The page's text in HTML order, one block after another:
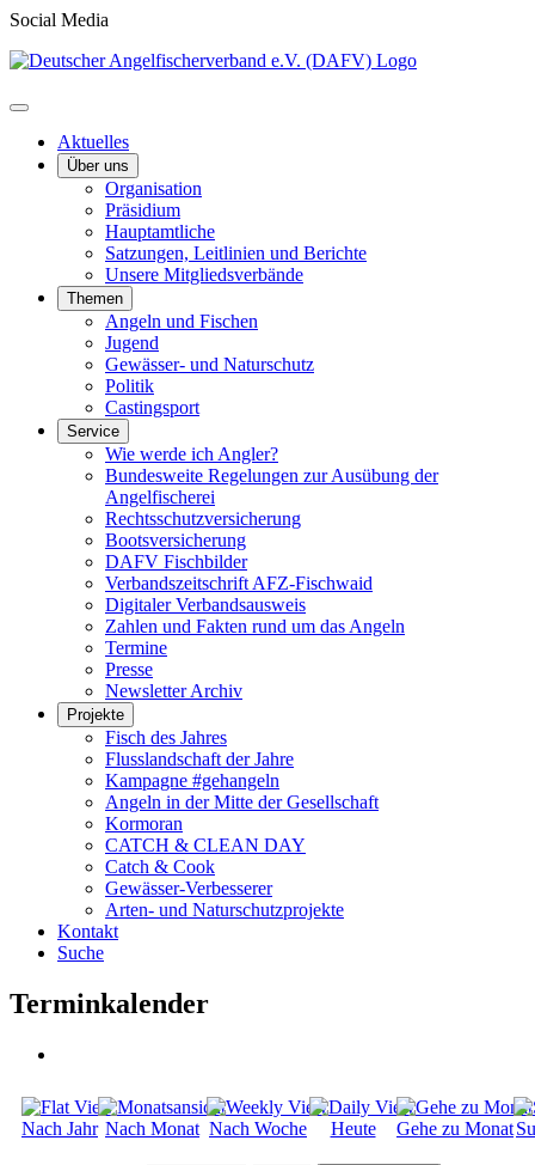
Social Media
Aktuelles
Über uns
Organisation
Präsidium
Hauptamtliche
Satzungen, Leitlinien und Berichte
Unsere Mitgliedsverbände
Themen
Angeln und Fischen
Jugend
Gewässer- und Naturschutz
Politik
Castingsport
Service
Wie werde ich Angler?
Bundesweite Regelungen zur Ausübung der
Angelfischerei
Rechtsschutzversicherung
Bootsversicherung
DAFV Fischbilder
Verbandszeitschrift AFZ-Fischwaid
Digitaler Verbandsausweis
Zahlen und Fakten rund um das Angeln
Termine
Presse
Newsletter Archiv
Projekte
Fisch des Jahres
Flusslandschaft der Jahre
Kampagne #gehangeln
Angeln in der Mitte der Gesellschaft
Kormoran
CATCH & CLEAN DAY
Catch & Cook
Gewässer-Verbesserer
Arten- und Naturschutzprojekte
Kontakt
Suche
Terminkalender
Nach Jahr Nach Monat Nach Woche Heute Gehe zu Monat